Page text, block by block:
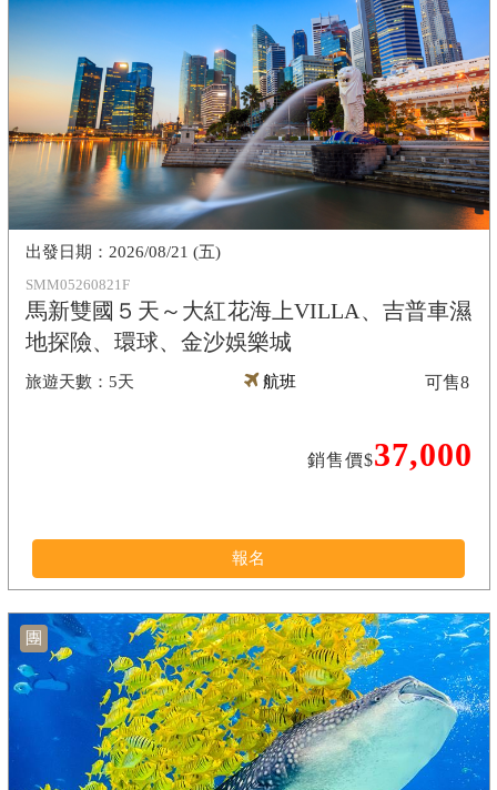
SMM05260821F
馬新雙國５天～大紅花海上VILLA、吉普車濕
地探險、環球、金沙娛樂城
5天
2026/08/21 (五)
航班
銷售價$37,000
可售8
報名
團